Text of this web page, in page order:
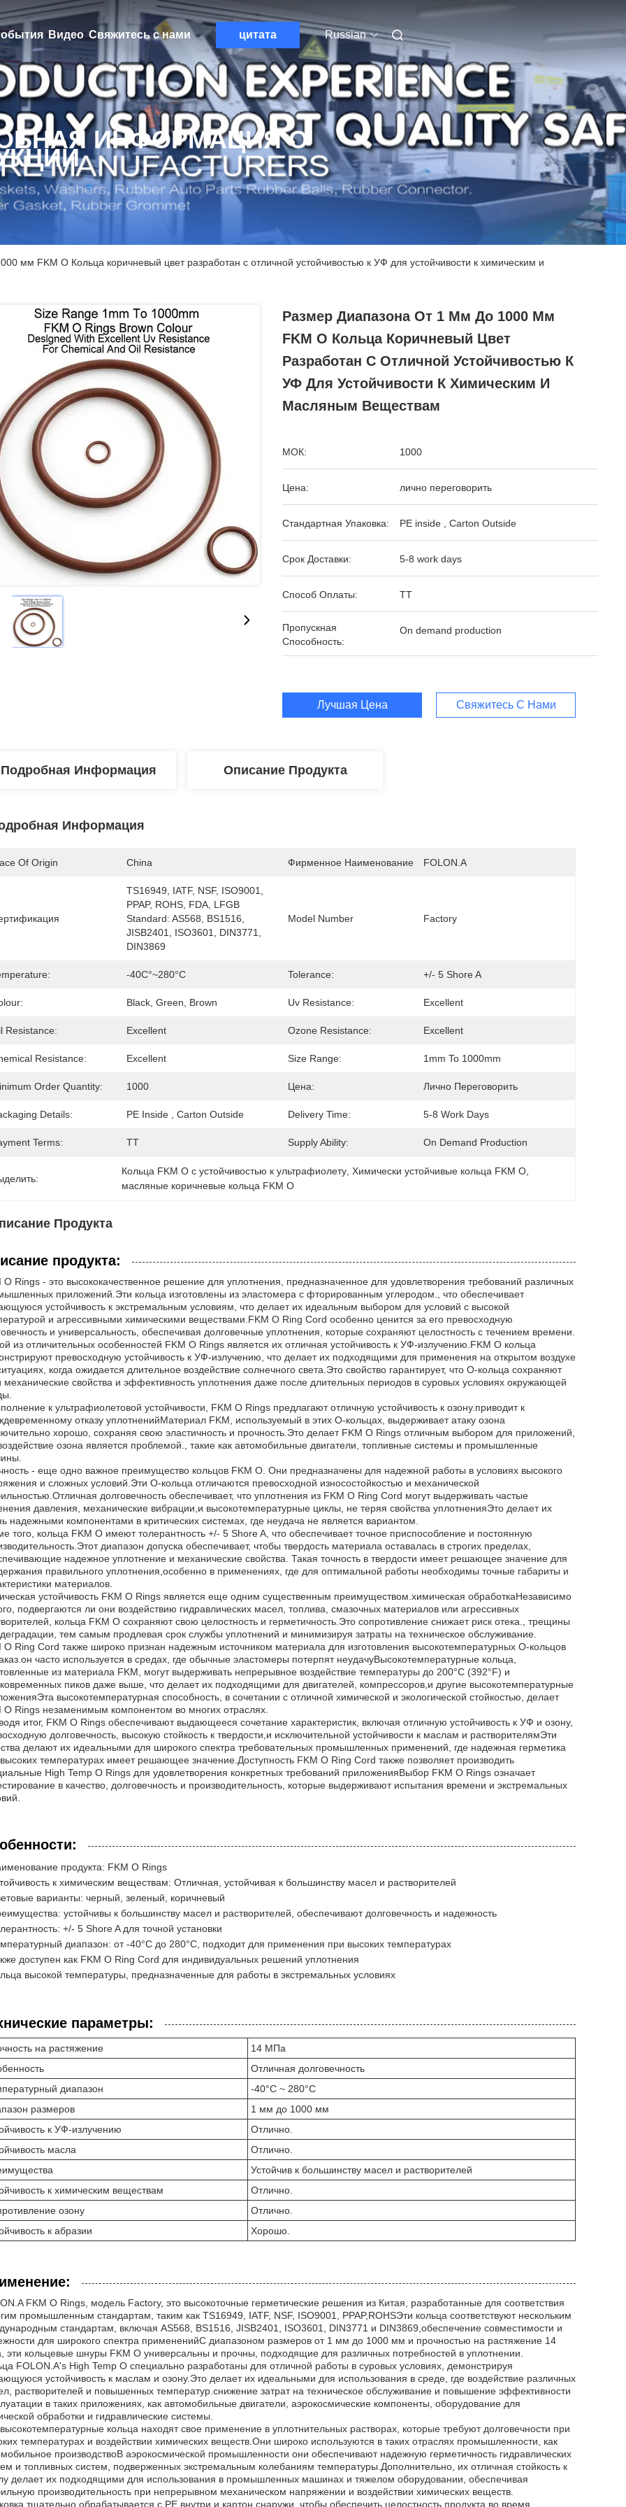
Видео Свяжитесь с нами цитата Russian
ИНФОРМАЦИЯ О
мм FKM O Кольца коричневый цвет разработан с отличной устойчивостью к УФ для устойчивости к химическим и
Размер Диапазона От 1 Мм До 1000 Мм
FKM O Кольца Коричневый Цвет
Разработан С Отличной Устойчивостью К
УФ Для Устойчивости К Химическим И
Масляным Веществам
МОК: 1000
Цена: лично переговорить
Стандартная Упаковка: PE inside , Carton Outside
Срок Доставки: 5-8 work days
Способ Оплаты: TT
Пропускная
Способность:
On demand production
Лучшая Цена Свяжитесь С Нами
Подробная Информация Описание Продукта
Информация
Of Origin China Фирменное Наименование FOLON.A
TS16949, IATF, NSF, ISO9001,
PPAP, ROHS, FDA, LFGB
Standard: AS568, BS1516,
JISB2401, ISO3601, DIN3771,
DIN3869
Model Number Factory
-40C°~280°C Tolerance: +/- 5 Shore A
Black, Green, Brown Uv Resistance: Excellent
Resistance: Excellent Ozone Resistance: Excellent
Resistance: Excellent Size Range: 1mm To 1000mm
Order Quantity: 1000 Цена: Лично Переговорить
Details: PE Inside , Carton Outside Delivery Time: 5-8 Work Days
Terms: TT Supply Ability: On Demand Production
Кольца FKM O с устойчивостью к ультрафиолету , Химически устойчивые кольца FKM O
масляные коричневые кольца FKM O
Продукта
продукта:
O Rings - это высококачественное решение для уплотнения, предназначенное для удовлетворения требований различных
приложений.Эти кольца изготовлены из эластомера с фторированным углеродом., что обеспечивает
устойчивость к экстремальным условиям, что делает их идеальным выбором для условий с высокой
и агрессивными химическими веществами.FKM O Ring Cord особенно ценится за его превосходную
и универсальность, обеспечивая долговечные уплотнения, которые сохраняют целостность с течением времени.
из отличительных особенностей FKM O Rings является их отличная устойчивость к УФ-излучению.FKM O кольца
превосходную устойчивость к УФ-излучению, что делает их подходящими для применения на открытом воздухе
когда ожидается длительное воздействие солнечного света.Это свойство гарантирует, что O-кольца сохраняют
механические свойства и эффективность уплотнения даже после длительных периодов в суровых условиях окружающей
к ультрафиолетовой устойчивости, FKM O Rings предлагают отличную устойчивость к озону.приводит к
отказу уплотненийМатериал FKM, используемый в этих O-кольцах, выдерживает атаку озона
хорошо, сохраняя свою эластичность и прочность.Это делает FKM O Rings отличным выбором для приложений,
озона является проблемой., такие как автомобильные двигатели, топливные системы и промышленные
- еще одно важное преимущество кольцов FKM O. Они предназначены для надежной работы в условиях высокого
и сложных условий.Эти O-кольца отличаются превосходной износостойкостью и механической
долговечность обеспечивает, что уплотнения из FKM O Ring Cord могут выдерживать частые
давления, механические вибрации,и высокотемпературные циклы, не теряя свойства уплотненияЭто делает их
надежными компонентами в критических системах, где неудача не является вариантом.
того, кольца FKM O имеют толерантность +/- 5 Shore A, что обеспечивает точное приспособление и постоянную
диапазон допуска обеспечивает, чтобы твердость материала оставалась в строгих пределах,
надежное уплотнение и механические свойства. Такая точность в твердости имеет решающее значение для
правильного уплотнения,особенно в применениях, где для оптимальной работы необходимы точные габариты и
материалов.
устойчивость FKM O Rings является еще одним существенным преимуществом.химическая обработкаНезависимо
подвергаются ли они воздействию гидравлических масел, топлива, смазочных материалов или агрессивных
кольца FKM O сохраняют свою целостность и герметичность.Это сопротивление снижает риск отека., трещины
тем самым продлевая срок службы уплотнений и минимизируя затраты на техническое обслуживание.
O Ring Cord также широко признан надежным источником материала для изготовления высокотемпературных O-кольцов
часто используется в средах, где обычные эластомеры потерпят неудачуВысокотемпературные кольца,
из материала FKM, могут выдерживать непрерывное воздействие температуры до 200°C (392°F) и
пиков даже выше, что делает их подходящими для двигателей, компрессоров,и другие высокотемпературные
высокотемпературная способность, в сочетании с отличной химической и экологической стойкостью, делает
O Rings незаменимым компонентом во многих отраслях.
итог, FKM O Rings обеспечивают выдающееся сочетание характеристик, включая отличную устойчивость к УФ и озону,
долговечность, высокую стойкость к твердости,и исключительной устойчивости к маслам и растворителямЭти
делают их идеальными для широкого спектра требовательных промышленных применений, где надежная герметика
температурах имеет решающее значение.Доступность FKM O Ring Cord также позволяет производить
High Temp O Rings для удовлетворения конкретных требований приложенияВыбор FKM O Rings означает
в качество, долговечность и производительность, которые выдерживают испытания времени и экстремальных
продукта: FKM O Rings
к химическим веществам: Отличная, устойчивая к большинству масел и растворителей
варианты: черный, зеленый, коричневый
устойчивы к большинству масел и растворителей, обеспечивают долговечность и надежность
+/- 5 Shore A для точной установки
диапазон: от -40°C до 280°C, подходит для применения при высоких температурах
доступен как FKM O Ring Cord для индивидуальных решений уплотнения
высокой температуры, предназначенные для работы в экстремальных условиях
параметры:
на растяжение
14 МПа
Отличная долговечность
диапазон
-40°C ~ 280°C
размеров
1 мм до 1000 мм
к УФ-излучению
Отлично.
масла
Отлично.
Устойчив к большинству масел и растворителей
к химическим веществам
Отлично.
озону
Отлично.
к абразии
Хорошо.
FKM O Rings, модель Factory, это высокоточные герметические решения из Китая, разработанные для соответствия
промышленным стандартам, таким как TS16949, IATF, NSF, ISO9001, PPAP,ROHSЭти кольца соответствуют нескольким
стандартам, включая AS568, BS1516, JISB2401, ISO3601, DIN3771 и DIN3869,обеспечение совместимости и
для широкого спектра примененийС диапазоном размеров от 1 мм до 1000 мм и прочностью на растяжение 14
эти кольцевые шнуры FKM O универсальны и прочны, подходящие для различных потребностей в уплотнении.
FOLON.A's High Temp O специально разработаны для отличной работы в суровых условиях, демонстрируя
устойчивость к маслам и озону.Это делает их идеальными для использования в среде, где воздействие различных
растворителей и повышенных температур.снижение затрат на техническое обслуживание и повышение эффективности
в таких приложениях, как автомобильные двигатели, аэрокосмические компоненты, оборудование для
обработки и гидравлические системы.
кольца находят свое применение в уплотнительных растворах, которые требуют долговечности при
температурах и воздействии химических веществ.Они широко используются в таких отраслях промышленности, как
производствоВ аэрокосмической промышленности они обеспечивают надежную герметичность гидравлических
и топливных систем, подверженных экстремальным колебаниям температуры.Дополнительно, их отличная стойкость к
делает их подходящими для использования в промышленных машинах и тяжелом оборудовании, обеспечивая
производительность при непрерывном механическом напряжении и воздействии химических веществ.
тщательно обрабатывается с PE внутри и картон снаружи, чтобы обеспечить целостность продукта во время